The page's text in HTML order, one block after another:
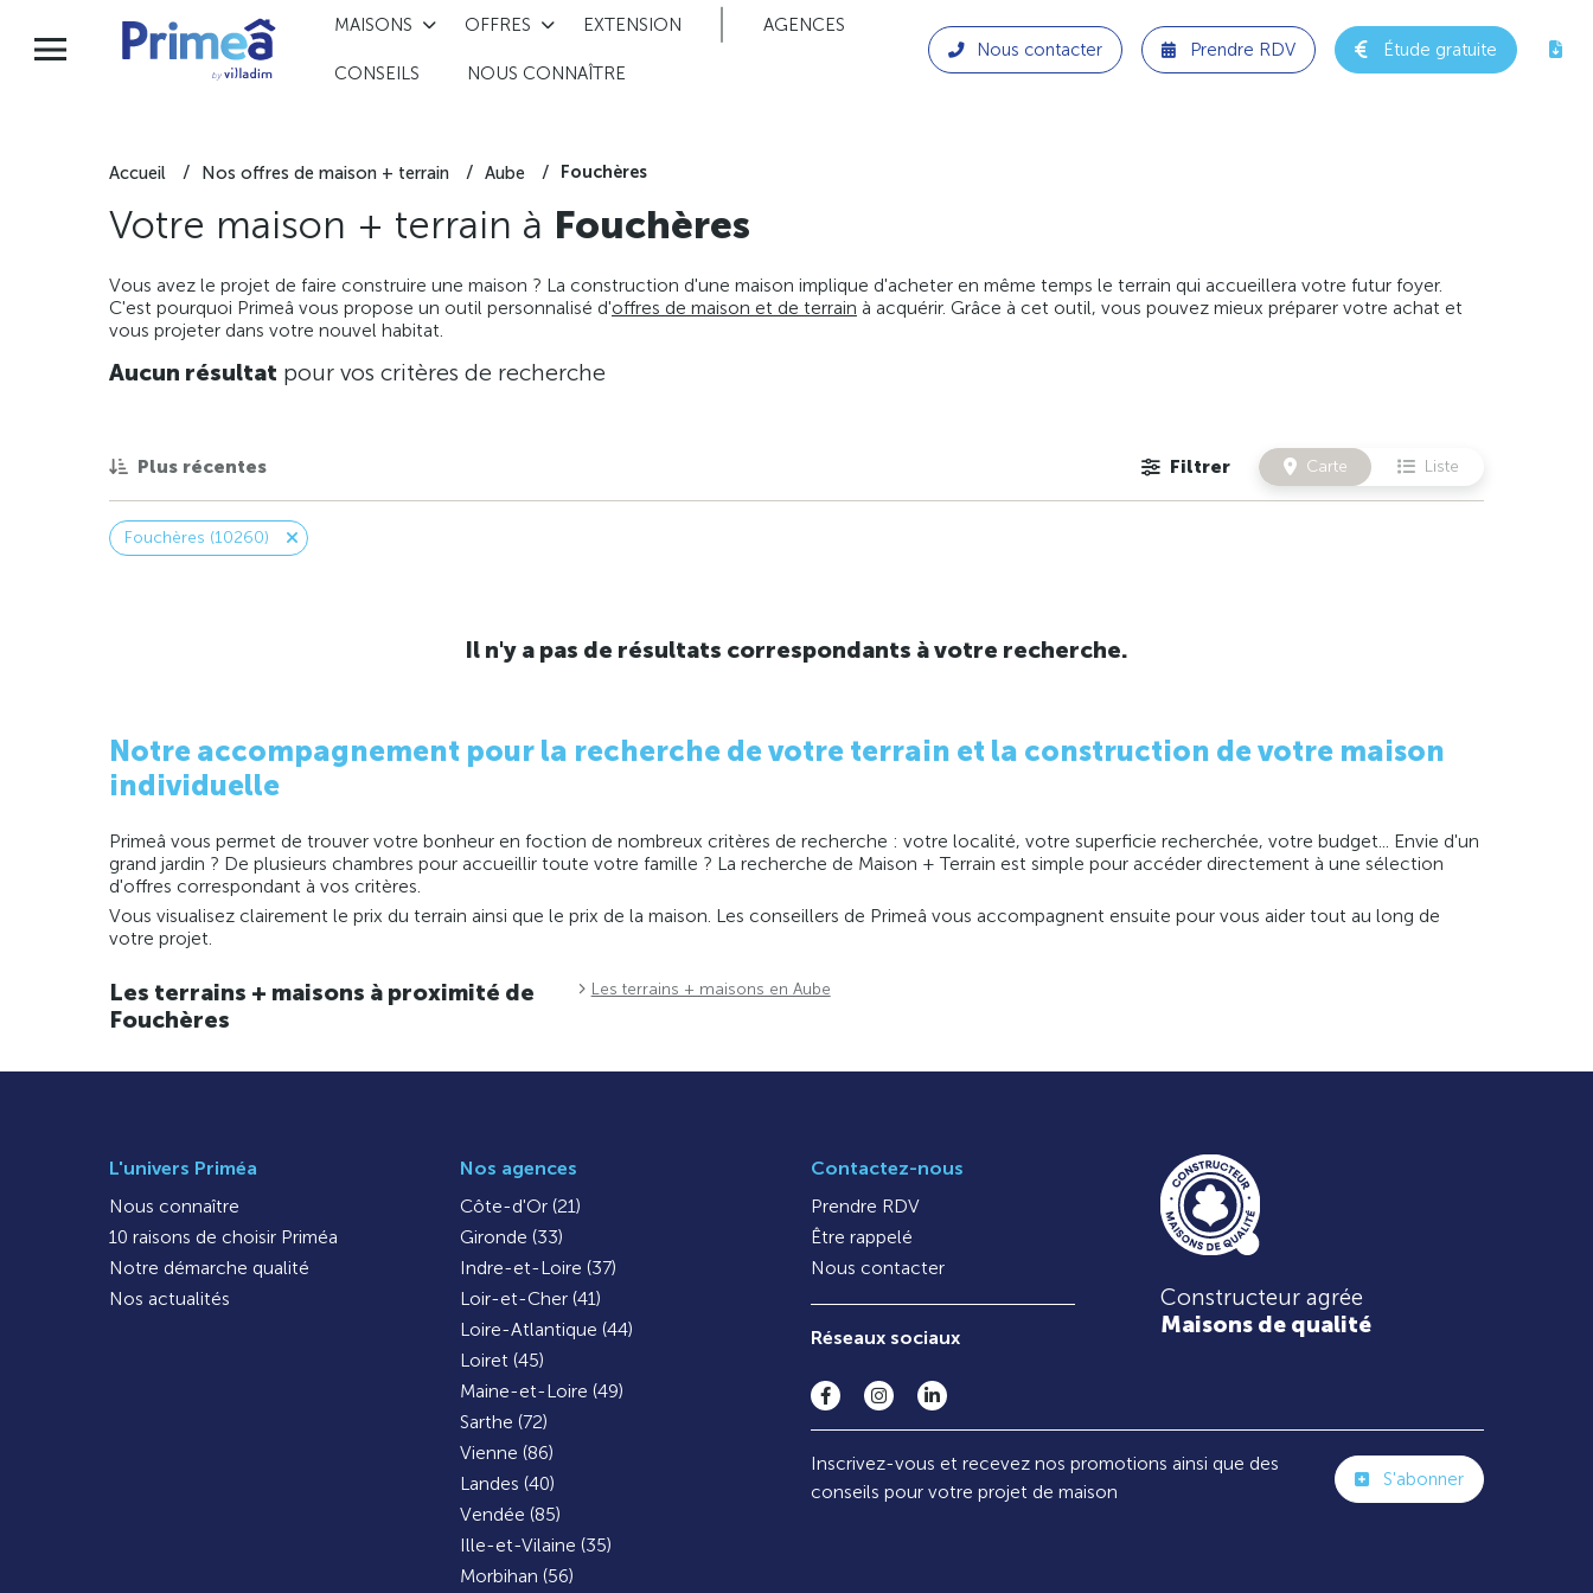
MAISONS OFFRES EXTENSION AGENCES
CONSEILS NOUS CONNAÎTRE
Nous contacter Prendre RDV Étude gratuite
Accueil Nos offres de maison + terrain Aube Fouchères
Votre maison + terrain à Fouchères
Vous avez le projet de faire construire une maison ? La construction d'une maison implique d'acheter en même temps le terrain qui accueillera votre futur foyer.
C'est pourquoi Primeâ vous propose un outil personnalisé d'offres de maison et de terrain à acquérir. Grâce à cet outil, vous pouvez mieux préparer votre achat et
vous projeter dans votre nouvel habitat.
Aucun résultat pour vos critères de recherche
Plus récentes Filtrer Carte Liste
Fouchères (10260)
Il n'y a pas de résultats correspondants à votre recherche.
Notre accompagnement pour la recherche de votre terrain et la construction de votre maison
individuelle
Primeâ vous permet de trouver votre bonheur en foction de nombreux critères de recherche : votre localité, votre superficie recherchée, votre budget... Envie d'un
grand jardin ? De plusieurs chambres pour accueillir toute votre famille ? La recherche de Maison + Terrain est simple pour accéder directement à une sélection
d'offres correspondant à vos critères.
Vous visualisez clairement le prix du terrain ainsi que le prix de la maison. Les conseillers de Primeâ vous accompagnent ensuite pour vous aider tout au long de
votre projet.
Les terrains + maisons à proximité de
Fouchères
Les terrains + maisons en Aube
L'univers Priméa
Nous connaître
10 raisons de choisir Priméa
Notre démarche qualité
Nos actualités
Nos agences
Côte-d'Or (21)
Gironde (33)
Indre-et-Loire (37)
Loir-et-Cher (41)
Loire-Atlantique (44)
Loiret (45)
Maine-et-Loire (49)
Sarthe (72)
Vienne (86)
Landes (40)
Vendée (85)
Ille-et-Vilaine (35)
Morbihan (56)
Contactez-nous
Prendre RDV
Être rappelé
Nous contacter
Réseaux sociaux
Constructeur agrée
Maisons de qualité
Inscrivez-vous et recevez nos promotions ainsi que des
conseils pour votre projet de maison
S'abonner